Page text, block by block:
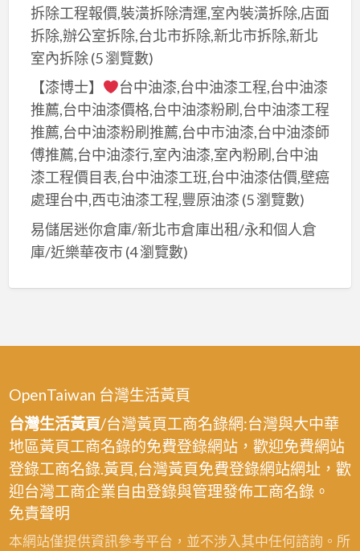
拆除工程報價,裝潢拆除清運,室內裝潢拆除,店面
拆除,辦公室拆除,台北市拆除,新北市拆除,新北
室內拆除(5 瀏覽數)
【漆博士】
台中油漆,台中油漆工程,台中油漆
推薦,台中油漆價格,台中油漆粉刷,台中油漆工程
推薦,台中油漆粉刷推薦,台中市油漆,台中油漆師
傅推薦,台中油漆行,室內油漆,室內粉刷,台中油
漆工程價目表,台中油漆工班,台中油漆估價,壁癌
處理台中,西屯油漆工程,豐原油漆(5 瀏覽數)
易儲居迷你倉庫/新北市倉庫出租/永和個人倉
庫/近樂華夜市(4 瀏覽數)
OpenTaiwan 台灣生活黃頁
台灣生活黃頁/台灣黃頁工商名錄網:台灣與大中華
地區黃頁工商名錄的免費登錄網站，歡迎免費網站
登錄工商名錄.黃頁,台灣黃頁免費登錄網站網址，歡
迎台灣工商企業自由登錄與管理發佈工商名錄。
免責聲明
本網站僅提供資訊參考平台，並不涉入其中任何諮詢。所